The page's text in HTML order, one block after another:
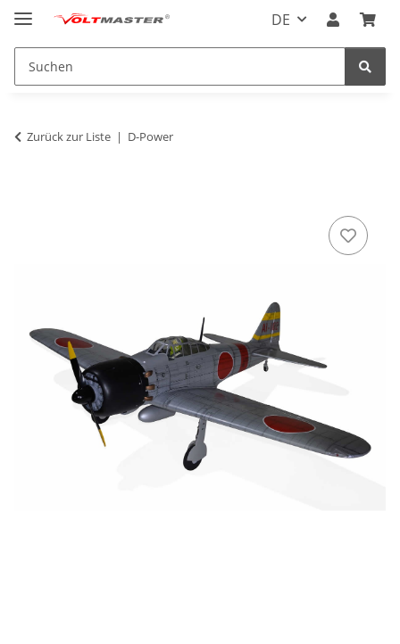
DE
Zurück zur Liste D-Power